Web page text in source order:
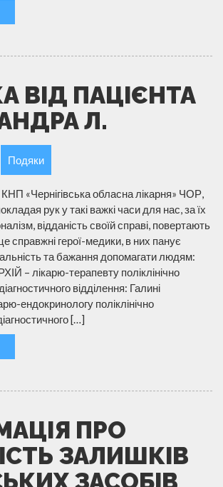
ВІД ПАЦІЄНТА
Л.
Подяки
«Чернігівська обласна лікарня» ЧОР,
рук у такі важкі часи для нас, за їх
відданість своїй справі, повертають
справжні герої-медики, в них панує
та бажання допомагати людям:
– лікарю-терапевту поліклінічно
відділення: Галині
ендокринологу поліклінічно
[…]
ПРО
ЗАЛИШКІВ